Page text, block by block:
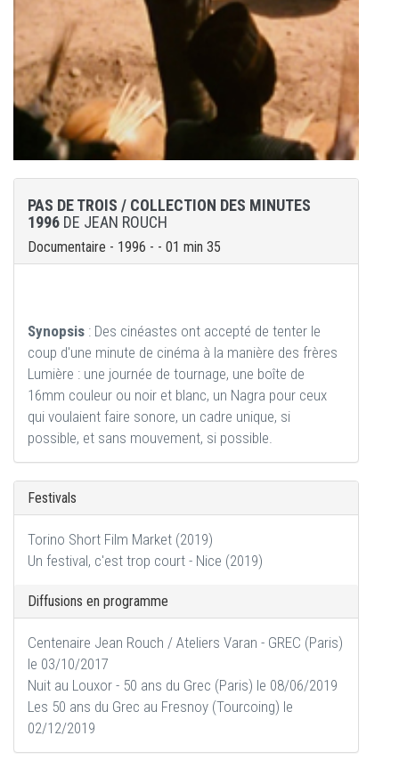
PAS DE TROIS / COLLECTION DES MINUTES
1996 DE JEAN ROUCH
Documentaire - 1996 - - 01 min 35
Synopsis : Des cinéastes ont accepté de tenter le
coup d'une minute de cinéma à la manière des frères
Lumière : une journée de tournage, une boîte de
16mm couleur ou noir et blanc, un Nagra pour ceux
qui voulaient faire sonore, un cadre unique, si
possible, et sans mouvement, si possible.
Festivals
Torino Short Film Market (2019)
Un festival, c'est trop court - Nice (2019)
Diffusions en programme
Centenaire Jean Rouch / Ateliers Varan - GREC (Paris)
le 03/10/2017
Nuit au Louxor - 50 ans du Grec (Paris) le 08/06/2019
Les 50 ans du Grec au Fresnoy (Tourcoing) le
02/12/2019